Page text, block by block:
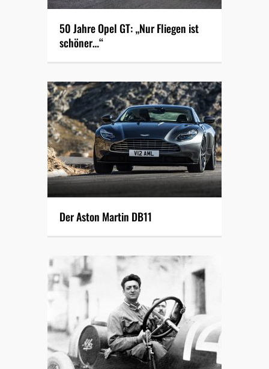
50 Jahre Opel GT: „Nur Fliegen ist
schöner…“
Der Aston Martin DB11